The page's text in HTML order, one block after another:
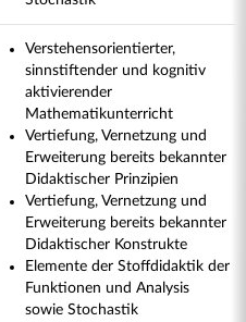
Verstehensorientierter,
sinnstiftender und kognitiv
aktivierender
Mathematikunterricht
Vertiefung, Vernetzung und
Erweiterung bereits bekannter
Didaktischer Prinzipien
Vertiefung, Vernetzung und
Erweiterung bereits bekannter
Didaktischer Konstrukte
Elemente der Stoffdidaktik der
Funktionen und Analysis
sowie Stochastik